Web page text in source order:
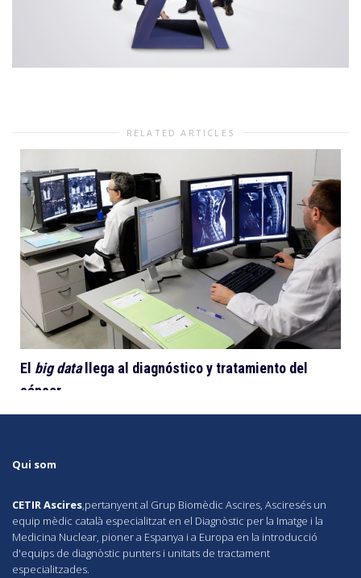
RELATED ARTICLES
El big datallega al diagnóstico y tratamiento del
cáncer
se beneficia de las cuatro décadas de experiencia en
Qui som
CETIR Ascires,pertanyent al Grup Biomèdic Ascires, Asciresés un
equip mèdic català especialitzat en el Diagnòstic per la Imatge i la
Medicina Nuclear, pioner a Espanya i a Europa en la introducció
d'equips de diagnòstic punters i unitats de tractament
especialitzades.